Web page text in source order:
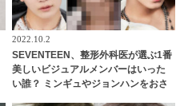
2022.10.2
SEVENTEEN、整形外科医が選ぶ1番
美しいビジュアルメンバーはいった
い誰？ ミンギュやジョンハンをおさ